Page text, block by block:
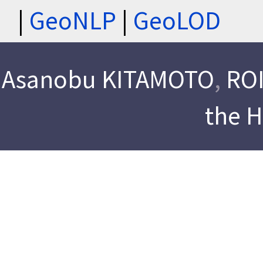
| GeoNLP | GeoLOD
Asanobu KITAMOTO,
the